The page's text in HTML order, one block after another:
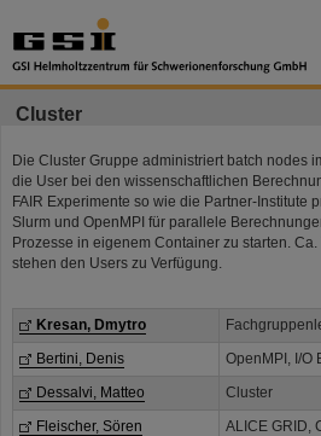
Cluster
Die Cluster Gruppe administriert batch nodes
die User bei den wissenschaftlichen
FAIR Experimente so wie die Partner-Institute
Slurm und OpenMPI für parallele
Prozesse in eigenem Container zu starten.
stehen den Users zu Verfügung.
Kresan, Dmytro
Bertini, Denis
OpenMPI, I/O
Dessalvi, Matteo
Cluster
Fleischer, Sören
ALICE GRID,